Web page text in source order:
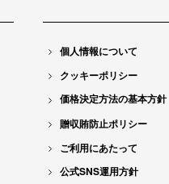
個人情報について
クッキーポリシー
価格決定方法の基本方針
贈収賄防止ポリシー
ご利用にあたって
公式SNS運用方針